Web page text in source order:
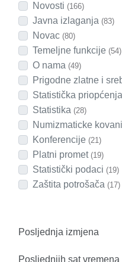
Novosti (166)
Javna izlaganja (83)
Novac (80)
Temeljne funkcije (54)
O nama (49)
Prigodne zlatne i
Statistička priopćenja
Statistika (28)
Numizmaticke
Konferencije (21)
Platni promet (19)
Statistički podaci (19)
Zaštita potrošača (17)
Posljednja izmjena
Posljednjih sat vremena